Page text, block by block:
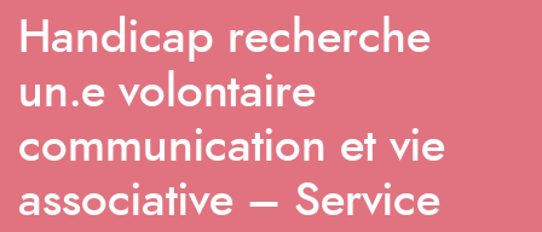
Handicap recherche
un.e volontaire
communication et vie
associative – Service